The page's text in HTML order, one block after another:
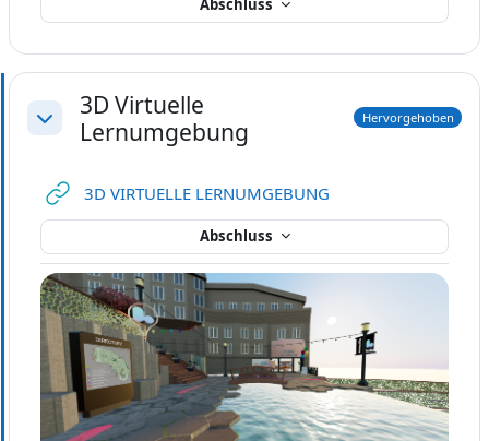
Abschluss
Einklappen
3D Virtuelle
Lernumgebung
Hervorgehoben
3D VIRTUELLE LERNUMGEBUNG
Abschluss